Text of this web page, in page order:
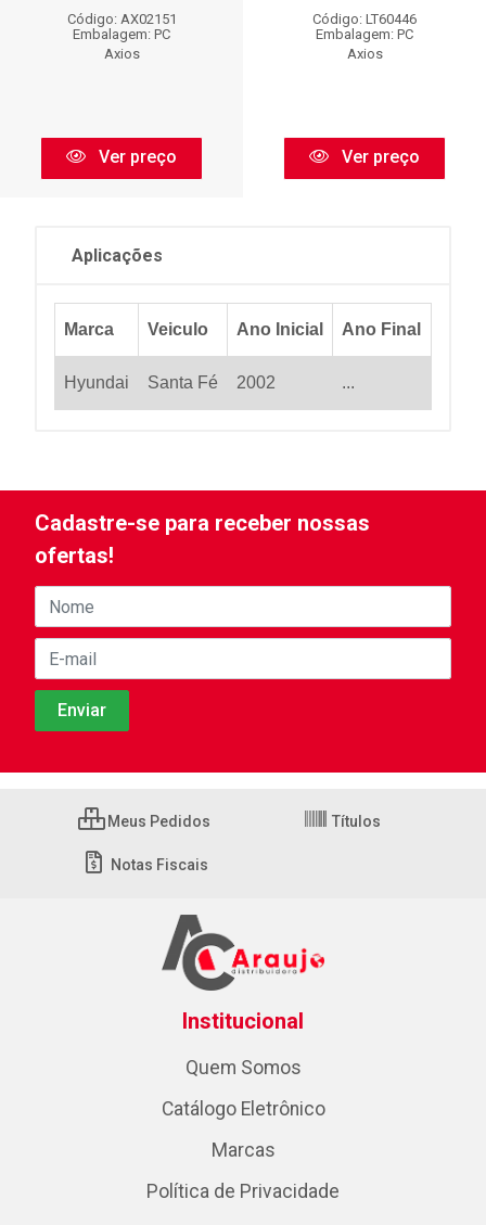
Código: AX02151
Embalagem: PC
Axios
Ver preço
Código: LT60446
Embalagem: PC
Axios
Ver preço
Aplicações
Marca Veiculo Ano Inicial Ano Final
Hyundai Santa Fé 2002 ...
Cadastre-se para receber nossas
ofertas!
Meus Pedidos Títulos
Notas Fiscais
Institucional
Quem Somos
Catálogo Eletrônico
Marcas
Política de Privacidade